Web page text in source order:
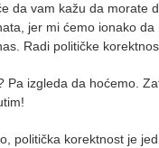
da vam kažu da morate
jer mi ćemo ionako da
Radi političke
Pa izgleda da hoćemo.
politička korektnost je